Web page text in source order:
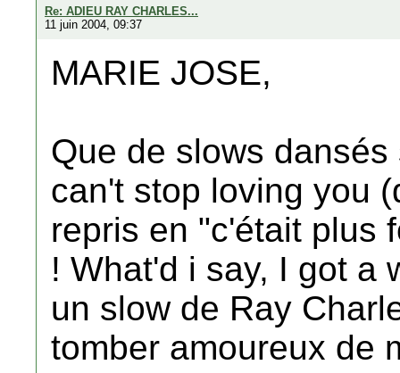
Re: ADIEU RAY CHARLES...
11 juin 2004, 09:37
MARIE JOSE,
Que de slows
can't stop loving you
repris en "c'était plus
! What'd i say, I got a
un slow de Ray
tomber amoureux de